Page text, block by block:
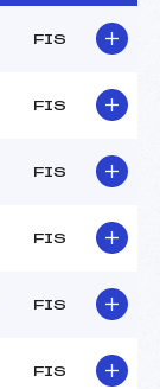
FIS
FIS
FIS
FIS
FIS
FIS